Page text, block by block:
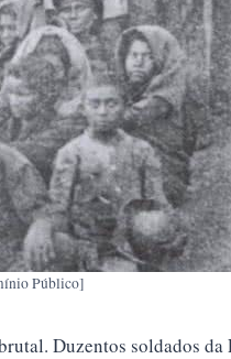
Público]
Duzentos soldados